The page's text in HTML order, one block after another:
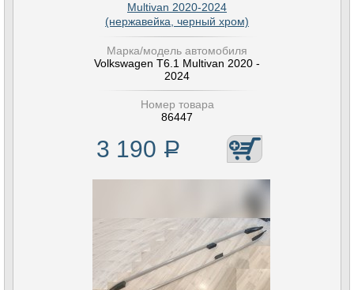
Multivan 2020-2024
(нержавейка, черный хром)
Марка/модель автомобиля
Volkswagen T6.1 Multivan 2020 -
2024
Номер товара
86447
3 190 Р